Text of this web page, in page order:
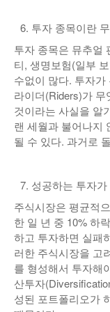
낚시/비치
골프
투자 종목이란
투자 종목은 뮤추얼
티, 생명보험(일부
수없이 많다. 투자
라이더(Riders)가
것이라는 사실을 알
랜 세월과 불어나지
될 수 있다. 과거로
성공하는 투자
주식시장은 평균적
한 일 년 중 10% 하
하고 투자하면 실패
러한 주식시장을 고
를 형성해서 투자해
산투자
성된 포트폴리오가